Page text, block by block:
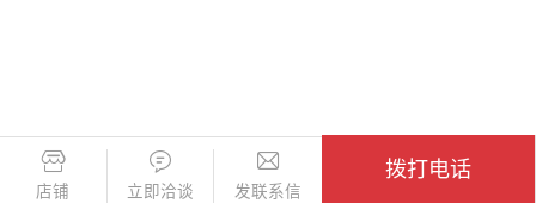
店铺 立即洽谈 发联系信
拨打电话